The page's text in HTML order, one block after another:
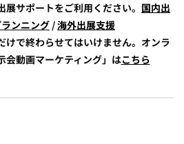
サポートをご利用ください。 国内出
ンニング/海外出展支援
けで終わらせてはいけません。オンラ
会動画マーケティング」はこちら